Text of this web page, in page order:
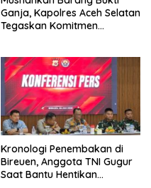
Ganja, Kapolres Aceh Selatan
Tegaskan Komitmen
Kronologi Penembakan di
Bireuen, Anggota TNI Gugur
Saat Bantu Hentikan